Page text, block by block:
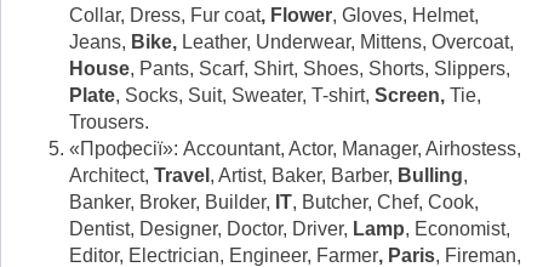
Collar, Dress, Fur coat, Flower, Gloves, Helmet,
Jeans, Bike, Leather, Underwear, Mittens, Overcoat,
House, Pants, Scarf, Shirt, Shoes, Shorts, Slippers,
Plate, Socks, Suit, Sweater, T-shirt, Screen, Tie,
Trousers.
«Професії»: Accountant, Actor, Manager, Airhostess,
Architect, Travel , Artist, Baker, Barber, Bulling,
Banker, Broker, Builder, IT, Butcher, Chef, Cook,
Dentist, Designer, Doctor, Driver, Lamp, Economist,
Editor, Electrician, Engineer, Farmer, Paris, Fireman,